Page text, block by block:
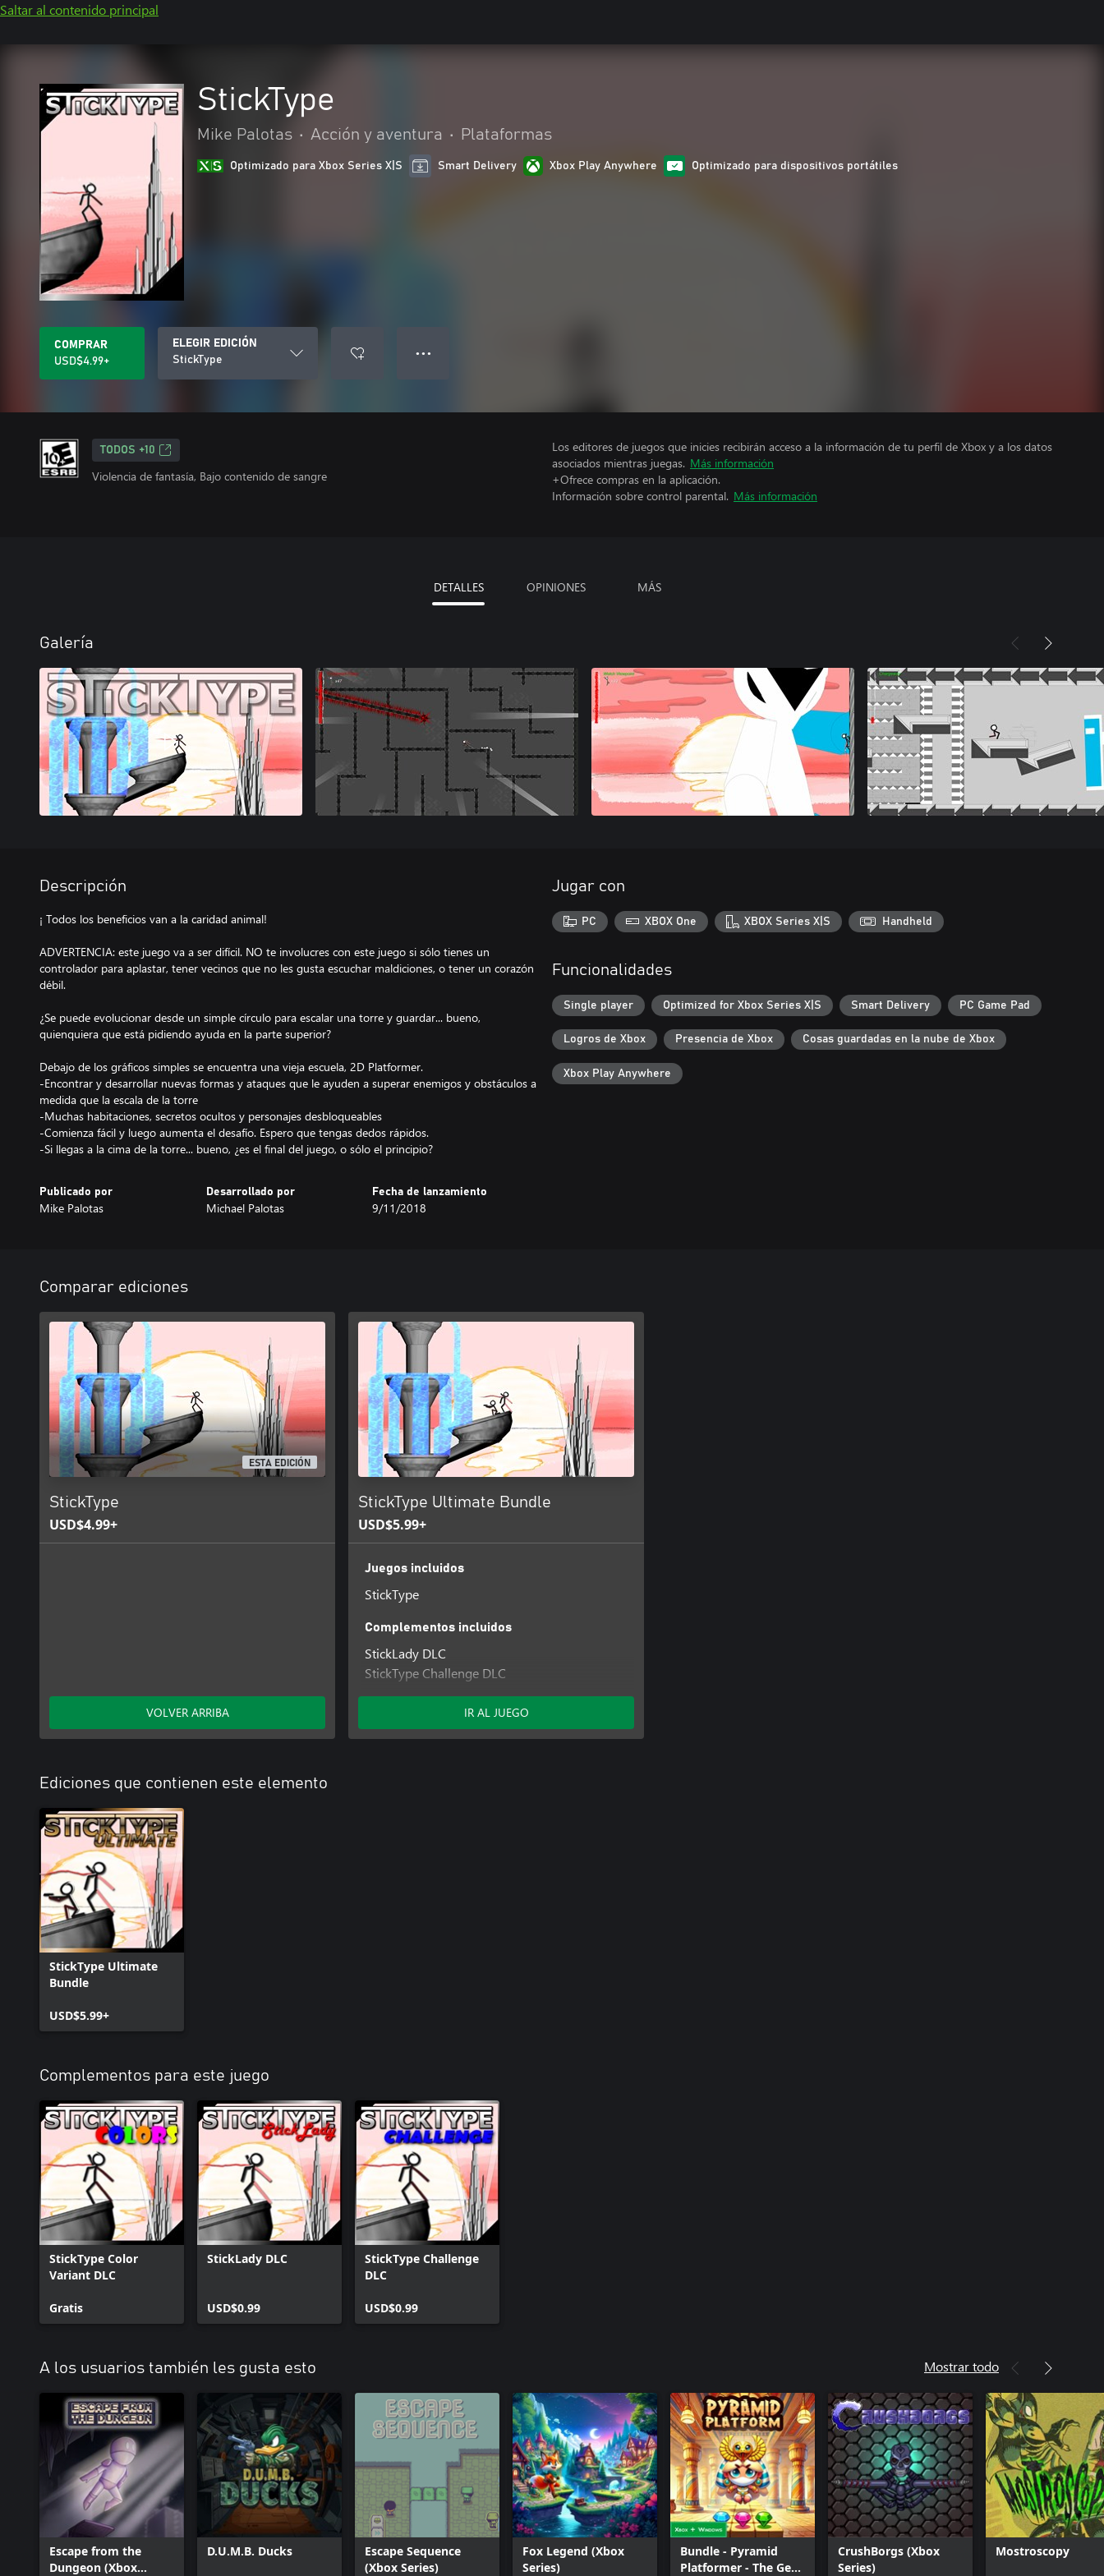
Saltar al contenido principal
StickType
Mike Palotas • Acción y aventura • Plataformas
Optimizado para Xbox Series X|S Smart Delivery Xbox Play Anywhere Optimizado para dispositivos portátiles
COMPRAR
USD$4.99+
ELEGIR EDICIÓN
StickType
● ● ●
TODOS +10
Violencia de fantasía, Bajo contenido de sangre
Los editores de juegos que inicies recibirán acceso a la información de tu perfil de Xbox y a los datos
asociados mientras juegas. Más información
+Ofrece compras en la aplicación.
Información sobre control parental. Más información
DETALLES OPINIONES MÁS
Galería
Descripción
¡ Todos los beneficios van a la caridad animal!
ADVERTENCIA: este juego va a ser difícil. NO te involucres con este juego si sólo tienes un
controlador para aplastar, tener vecinos que no les gusta escuchar maldiciones, o tener un corazón
débil.
¿Se puede evolucionar desde un simple círculo para escalar una torre y guardar... bueno,
quienquiera que está pidiendo ayuda en la parte superior?
Debajo de los gráficos simples se encuentra una vieja escuela, 2D Platformer.
-Encontrar y desarrollar nuevas formas y ataques que le ayuden a superar enemigos y obstáculos a
medida que la escala de la torre
-Muchas habitaciones, secretos ocultos y personajes desbloqueables
-Comienza fácil y luego aumenta el desafío. Espero que tengas dedos rápidos.
Publicado por
Mike Palotas
Desarrollado por
Michael Palotas
Fecha de lanzamiento
9/11/2018
Jugar con
PC XBOX One XBOX Series X|S Handheld
Funcionalidades
Single player Optimized for Xbox Series X|S Smart Delivery PC Game Pad
Logros de Xbox Presencia de Xbox Cosas guardadas en la nube de Xbox
Xbox Play Anywhere
Comparar ediciones
ESTA EDICIÓN
StickType
USD$4.99+
VOLVER ARRIBA
StickType Ultimate Bundle
USD$5.99+
Juegos incluidos
StickType
Complementos incluidos
StickLady DLC
StickType Challenge DLC
StickType Color Variant DLC
IR AL JUEGO
Ediciones que contienen este elemento
StickType Ultimate
Bundle
USD$5.99+
Complementos para este juego
StickType Color
Variant DLC
Gratis
StickLady DLC
USD$0.99
StickType Challenge
DLC
USD$0.99
A los usuarios también les gusta esto Mostrar todo
Escape from the
Dungeon (Xbox
D.U.M.B. Ducks
Escape Sequence
(Xbox Series)
Fox Legend (Xbox
Series)
Bundle - Pyramid
Platformer - The Gem
CrushBorgs (Xbox
Series)
Mostroscopy